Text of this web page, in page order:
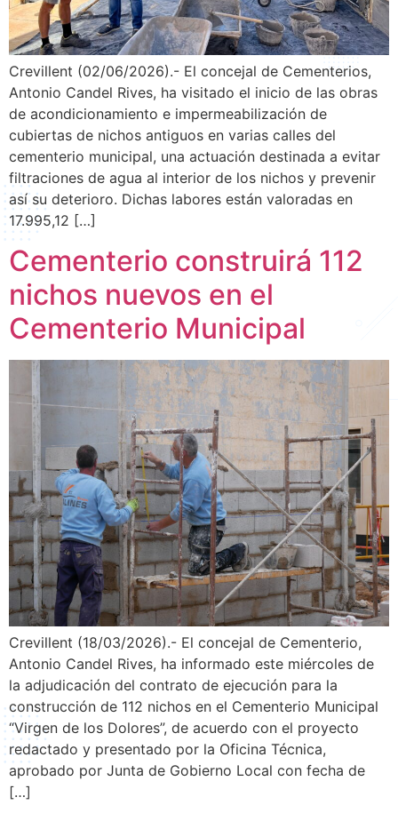
Crevillent (02/06/2026).- El concejal de Cementerios,
Antonio Candel Rives, ha visitado el inicio de las obras
de acondicionamiento e impermeabilización de
cubiertas de nichos antiguos en varias calles del
cementerio municipal, una actuación destinada a evitar
filtraciones de agua al interior de los nichos y prevenir
así su deterioro. Dichas labores están valoradas en
17.995,12 […]
Cementerio construirá 112
nichos nuevos en el
Cementerio Municipal
Crevillent (18/03/2026).- El concejal de Cementerio,
Antonio Candel Rives, ha informado este miércoles de
la adjudicación del contrato de ejecución para la
construcción de 112 nichos en el Cementerio Municipal
“Virgen de los Dolores”, de acuerdo con el proyecto
redactado y presentado por la Oficina Técnica,
aprobado por Junta de Gobierno Local con fecha de
[…]